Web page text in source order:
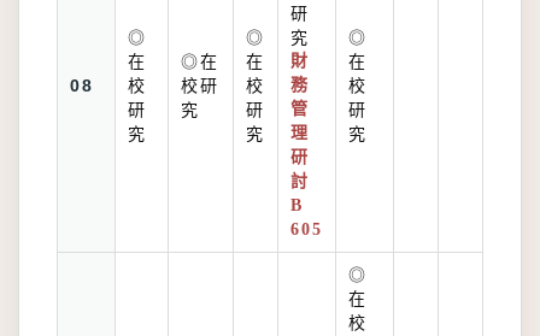
08
◎
在
校
研
究
◎在
校研
究
◎
在
校
研
究
研
究
財
務
管
理
研
討
B
605
◎
在
校
研
究
◎
在
校